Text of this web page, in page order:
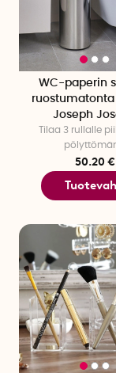
WC-paperin
ruostumatonta
Joseph
Tilaa 3 rullalle
50.20 €